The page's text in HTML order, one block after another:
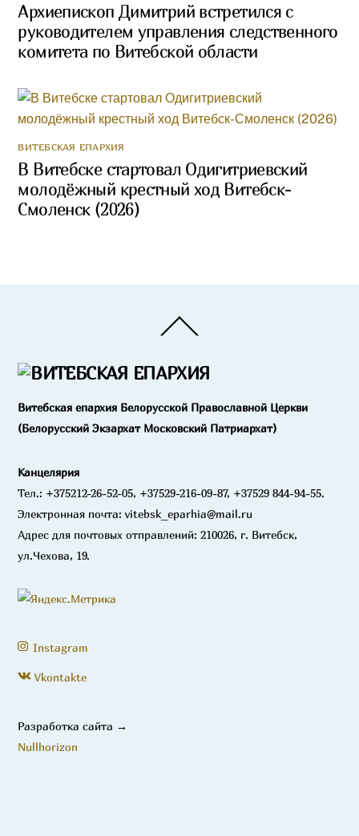
Архиепископ Димитрий встретился с
руководителем управления следственного
комитета по Витебской области
ВИТЕБСКАЯ ЕПАРХИЯ
В Витебске стартовал Одигитриевский
молодёжный крестный ход Витебск-
Смоленск (2026)
To
Витебская епархия Белорусской Православной Церкви
(Белорусский Экзархат Московский Патриархат)
Канцелярия
Тел.: +375212-26-52-05, +37529-216-09-87, +37529 844-94-55.
Электронная почта: vitebsk_eparhia@mail.ru
Адрес для почтовых отправлений: 210026, г. Витебск,
ул.Чехова, 19.
Instagram
Vkontakte
Разработка сайта →
Nullhorizon